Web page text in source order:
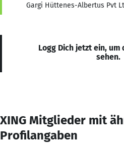
Gargi Hüttenes-Albertus Pvt
Logg Dich jetzt ein, um
sehen.
XING Mitglieder mit
Profilangaben